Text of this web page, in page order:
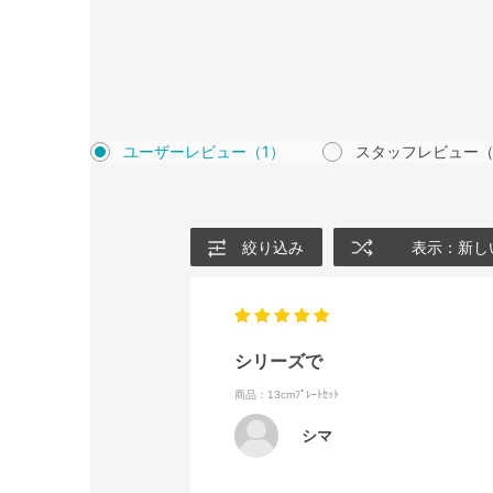
ユーザーレビュー （1） スタッフレビュー
絞り込み 表示：新し
シリーズで
商品：13cmﾌﾟﾚｰﾄｾｯﾄ
シマ